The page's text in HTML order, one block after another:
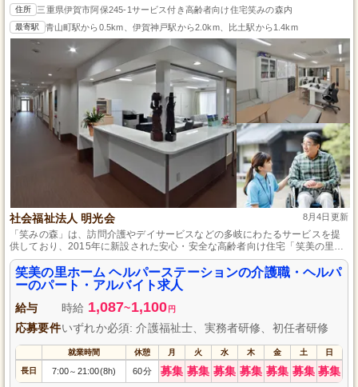
住所 三重県伊賀市阿保245-1サービス付き高齢者向け住宅笑みの森内
最寄駅 青山町駅から0.5km、伊賀神戸駅から2.0km、比土駅から1.4km
社会福祉法人 明光会 8月4日更新
「笑みの森」は、訪問介護やデイサービスなどの多岐にわたるサービスを提
供しており、2015年に新設された安心・安全な高齢者向け住宅「笑美の里ホ
ームヘルパーステーション」では、フレキシブルな勤務形態と託児所も完備
していて、生活支援を全力でサポートします。
笑美の里ホーム ヘルパーステーションの介護職・ヘルパ
ーのパート・アルバイト求人
給与 時給 1,087~1,100 円
応募要件いずれか必須: 介護福祉士、実務者研修、初任者研修
就業時間 休憩 月 火 水 木 金 土 日
長日 7:00～ 21:00(8h) 60分 募集 募集 募集 募集 募集 募集 募集